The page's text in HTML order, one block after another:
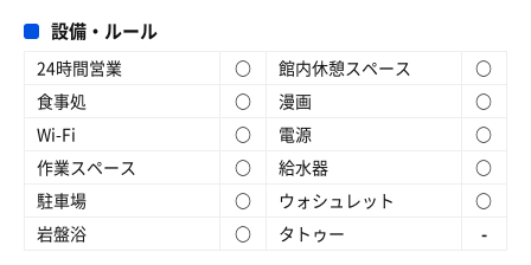
設備・ルール
24時間営業 ○ 館内休憩スペース
○
食事処
○ 漫画
○
Wi-Fi
○ 電源
○
作業スペース
○ 給水器
○
駐車場
○ ウォシュレット
○
岩盤浴
○ タトゥー -